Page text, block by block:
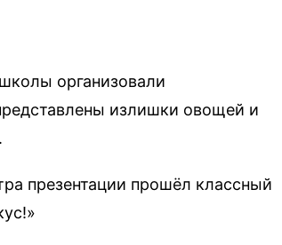
организовали
излишки овощей и
презентации прошёл классный